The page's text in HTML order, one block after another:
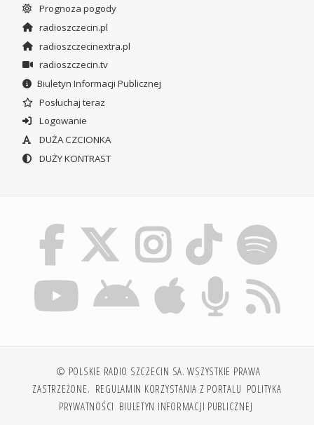
Prognoza pogody
radioszczecin.pl
radioszczecinextra.pl
radioszczecin.tv
Biuletyn Informacji Publicznej
Posłuchaj teraz
Logowanie
DUŻA CZCIONKA
DUŻY KONTRAST
© POLSKIE RADIO SZCZECIN SA. WSZYSTKIE PRAWA
ZASTRZEŻONE. REGULAMIN KORZYSTANIA Z PORTALU POLITYKA
PRYWATNOŚCI BIULETYN INFORMACJI PUBLICZNEJ